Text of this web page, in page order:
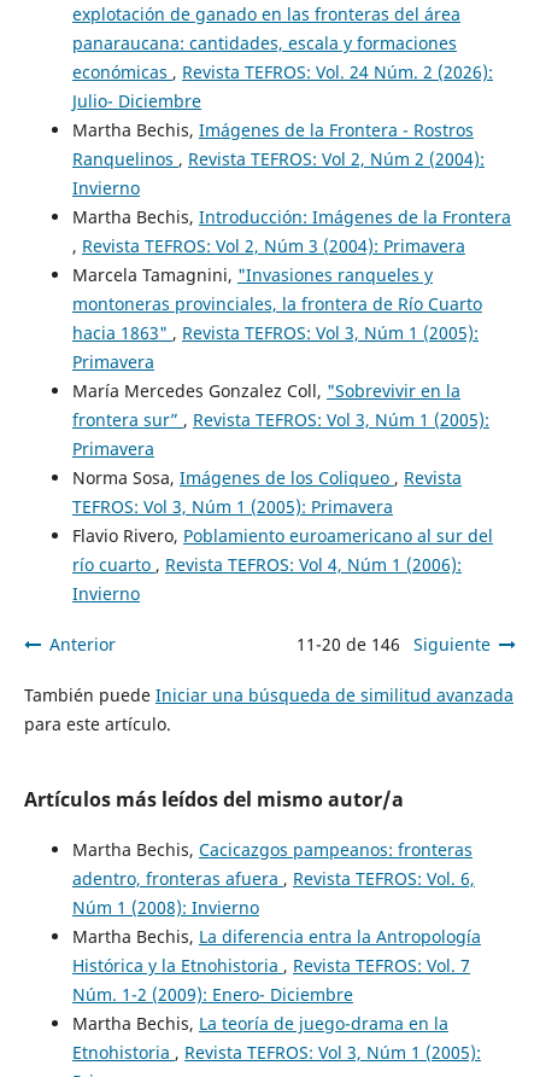
explotación de ganado en las fronteras del área
panaraucana: cantidades, escala y formaciones
económicas , Revista TEFROS: Vol. 24 Núm. 2 (2026):
Julio- Diciembre
Martha Bechis, Imágenes de la Frontera - Rostros
Ranquelinos , Revista TEFROS: Vol 2, Núm 2 (2004):
Invierno
Martha Bechis, Introducción: Imágenes de la Frontera
, Revista TEFROS: Vol 2, Núm 3 (2004): Primavera
Marcela Tamagnini, "Invasiones ranqueles y
montoneras provinciales, la frontera de Río Cuarto
hacia 1863" , Revista TEFROS: Vol 3, Núm 1 (2005):
Primavera
María Mercedes Gonzalez Coll, "Sobrevivir en la
frontera sur” , Revista TEFROS: Vol 3, Núm 1 (2005):
Primavera
Norma Sosa, Imágenes de los Coliqueo , Revista
TEFROS: Vol 3, Núm 1 (2005): Primavera
Flavio Rivero, Poblamiento euroamericano al sur del
río cuarto , Revista TEFROS: Vol 4, Núm 1 (2006):
Invierno
Anterior 11-20 de 146 Siguiente
También puede Iniciar una búsqueda de similitud avanzada
para este artículo.
Artículos más leídos del mismo autor/a
Martha Bechis, Cacicazgos pampeanos: fronteras
adentro, fronteras afuera , Revista TEFROS: Vol. 6,
Núm 1 (2008): Invierno
Martha Bechis, La diferencia entra la Antropología
Histórica y la Etnohistoria , Revista TEFROS: Vol. 7
Núm. 1-2 (2009): Enero- Diciembre
Martha Bechis, La teoría de juego-drama en la
Etnohistoria , Revista TEFROS: Vol 3, Núm 1 (2005):